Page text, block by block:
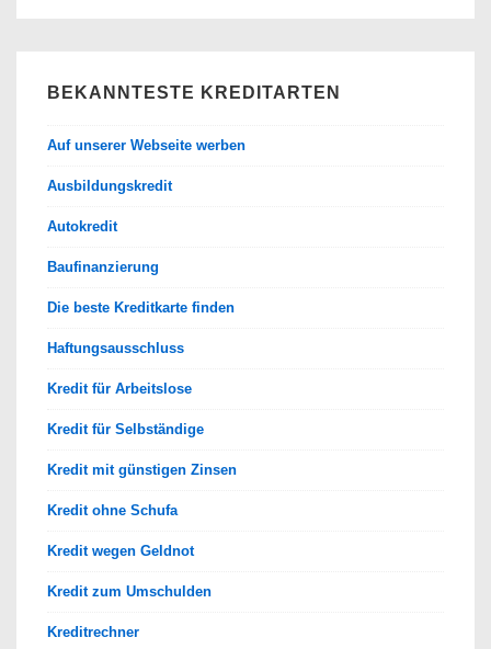
BEKANNTESTE KREDITARTEN
Auf unserer Webseite werben
Ausbildungskredit
Autokredit
Baufinanzierung
Die beste Kreditkarte finden
Haftungsausschluss
Kredit für Arbeitslose
Kredit für Selbständige
Kredit mit günstigen Zinsen
Kredit ohne Schufa
Kredit wegen Geldnot
Kredit zum Umschulden
Kreditrechner